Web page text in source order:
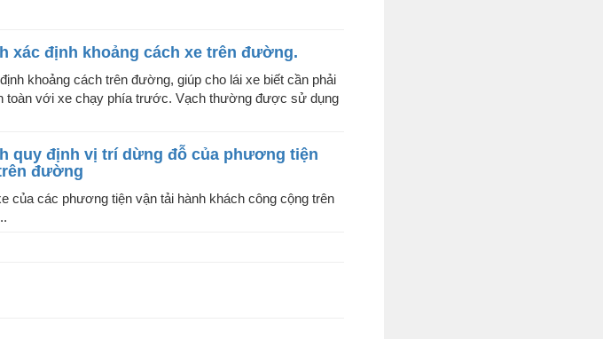
xác định khoảng cách xe trên đường.
khoảng cách trên đường, giúp cho lái xe biết cần phải
toàn với xe chạy phía trước. Vạch thường được sử dụng
quy định vị trí dừng đỗ của phương tiện
đường
của các phương tiện vận tải hành khách công cộng trên